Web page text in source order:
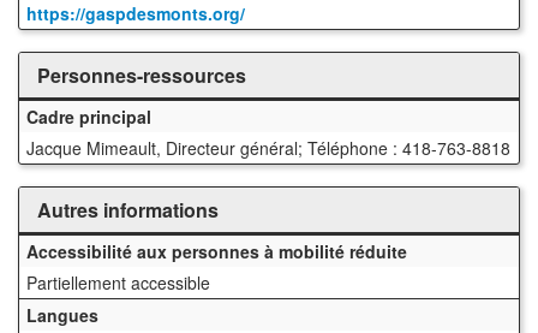
https://gaspdesmonts.org/
Personnes-ressources
Cadre principal
Jacque Mimeault, Directeur général; Téléphone : 418-763-8818
Autres informations
Accessibilité aux personnes à mobilité réduite
Partiellement accessible
Langues